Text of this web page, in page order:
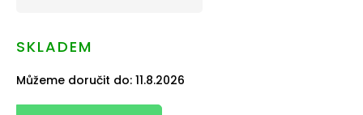
SKLADEM
Můžeme doručit do: 11.8.2026